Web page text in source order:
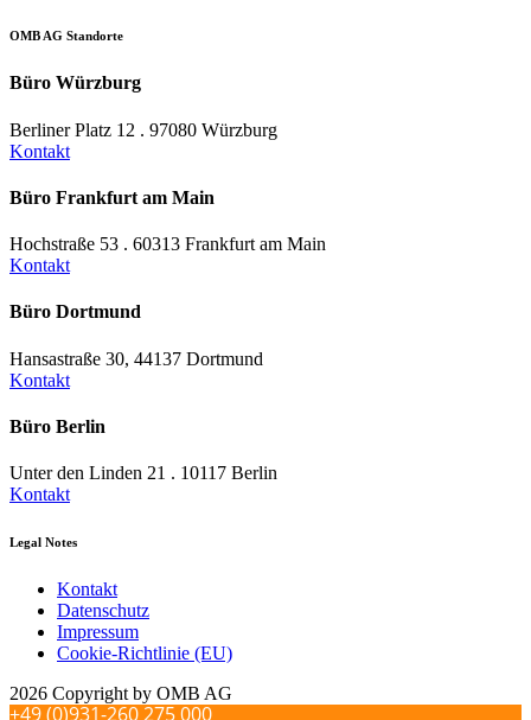
OMB AG Standorte
Büro Würzburg
Berliner Platz 12 . 97080 Würzburg
Kontakt
Büro Frankfurt am Main
Hochstraße 53 . 60313 Frankfurt am Main
Kontakt
Büro Dortmund
Hansastraße 30, 44137 Dortmund
Kontakt
Büro Berlin
Unter den Linden 21 . 10117 Berlin
Kontakt
Legal Notes
Kontakt
Datenschutz
Impressum
Cookie-Richtlinie (EU)
2026 Copyright by OMB AG
+49 (0)931-260 275 000